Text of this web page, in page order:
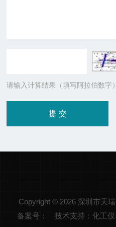
请输入计算结果（填写阿拉伯数字
Copyright © 2026 深圳市天
备案号：
技术支持：化工仪